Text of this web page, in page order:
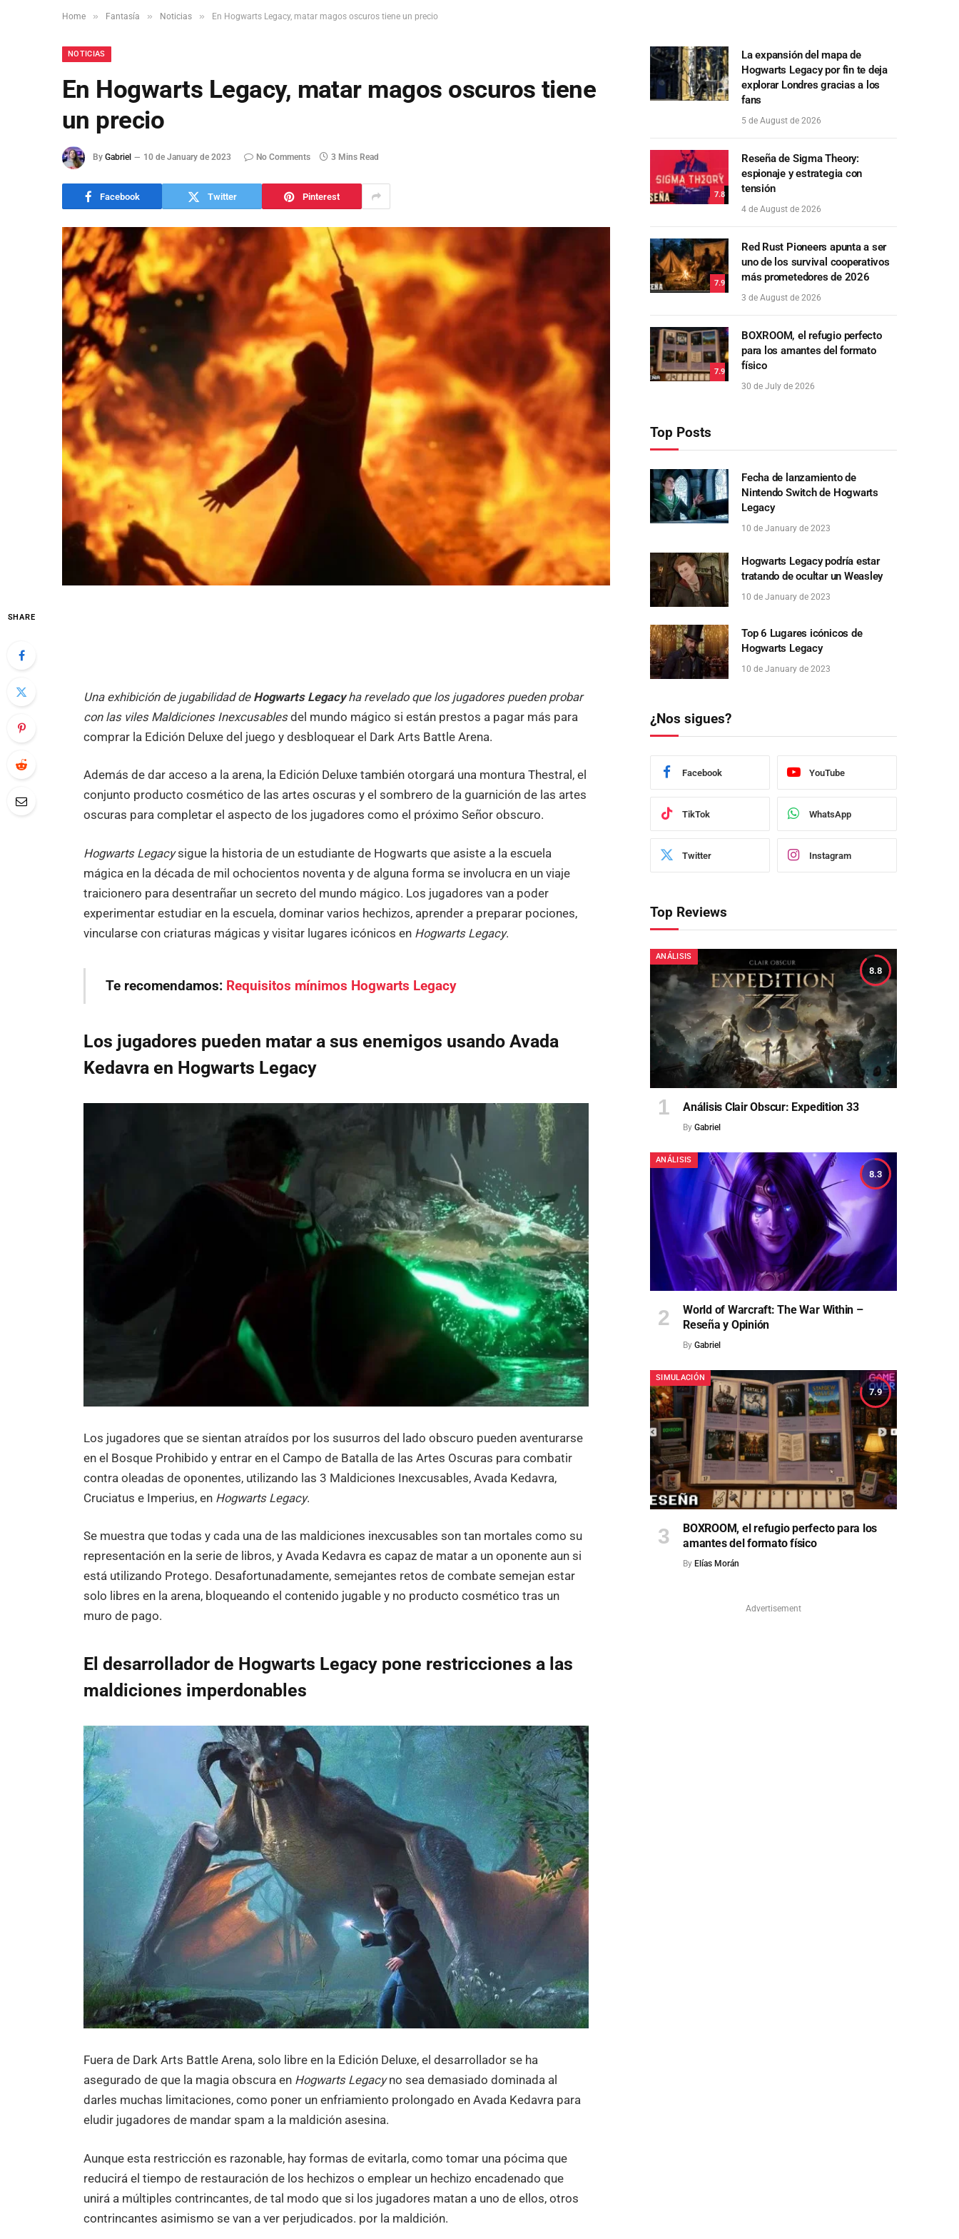
Home » Fantasía » Noticias » En Hogwarts Legacy, matar magos oscuros tiene un precio
NOTICIAS
En Hogwarts Legacy, matar magos oscuros tiene
un precio
By Gabriel 10 de January de 2023 No Comments 3 Mins Read
Facebook Twitter Pinterest
SHARE
Una exhibición de jugabilidad de Hogwarts Legacyha revelado que los jugadores pueden probar
con las viles Maldiciones Inexcusablesdel mundo mágico si están prestos a pagar más para
comprar la Edición Deluxe del juego y desbloquear el Dark Arts Battle Arena.
Además de dar acceso a la arena, la Edición Deluxe también otorgará una montura Thestral, el
conjunto producto cosmético de las artes oscuras y el sombrero de la guarnición de las artes
oscuras para completar el aspecto de los jugadores como el próximo Señor obscuro.
Hogwarts Legacysigue la historia de un estudiante de Hogwarts que asiste a la escuela
mágica en la década de mil ochocientos noventa y de alguna forma se involucra en un viaje
traicionero para desentrañar un secreto del mundo mágico. Los jugadores van a poder
experimentar estudiar en la escuela, dominar varios hechizos, aprender a preparar pociones,
vincularse con criaturas mágicas y visitar lugares icónicos en Hogwarts Legacy.
Te recomendamos: Requisitos mínimos Hogwarts Legacy
Los jugadores pueden matar a sus enemigos usando Avada
Kedavra en Hogwarts Legacy
Los jugadores que se sientan atraídos por los susurros del lado obscuro pueden aventurarse
en el Bosque Prohibido y entrar en el Campo de Batalla de las Artes Oscuras para combatir
contra oleadas de oponentes, utilizando las 3 Maldiciones Inexcusables, Avada Kedavra,
Cruciatus e Imperius, en Hogwarts Legacy.
Se muestra que todas y cada una de las maldiciones inexcusables son tan mortales como su
representación en la serie de libros, y Avada Kedavra es capaz de matar a un oponente aun si
está utilizando Protego. Desafortunadamente, semejantes retos de combate semejan estar
solo libres en la arena, bloqueando el contenido jugable y no producto cosmético tras un
muro de pago.
El desarrollador de Hogwarts Legacy pone restricciones a las
maldiciones imperdonables
Fuera de Dark Arts Battle Arena, solo libre en la Edición Deluxe, el desarrollador se ha
asegurado de que la magia obscura en Hogwarts Legacyno sea demasiado dominada al
darles muchas limitaciones, como poner un enfriamiento prolongado en Avada Kedavra para
eludir jugadores de mandar spam a la maldición asesina.
Aunque esta restricción es razonable, hay formas de evitarla, como tomar una pócima que
reducirá el tiempo de restauración de los hechizos o emplear un hechizo encadenado que
unirá a múltiples contrincantes, de tal modo que si los jugadores matan a uno de ellos, otros
contrincantes asimismo se van a ver perjudicados. por la maldición.
La expansión del mapa de
Hogwarts Legacy por fin te deja
explorar Londres gracias a los
fans
5 de August de 2026
7.8
Reseña de Sigma Theory:
espionaje y estrategia con
tensión
4 de August de 2026
7.9
Red Rust Pioneers apunta a ser
uno de los survival cooperativos
más prometedores de 2026
3 de August de 2026
7.9
BOXROOM, el refugio perfecto
para los amantes del formato
físico
30 de July de 2026
Top Posts
Fecha de lanzamiento de
Nintendo Switch de Hogwarts
Legacy
10 de January de 2023
Hogwarts Legacy podría estar
tratando de ocultar un Weasley
10 de January de 2023
Top 6 Lugares icónicos de
Hogwarts Legacy
10 de January de 2023
¿Nos sigues?
Facebook YouTube
TikTok WhatsApp
Twitter Instagram
Top Reviews
8.8
ANÁLISIS
Análisis Clair Obscur: Expedition 33
By Gabriel
8.3
ANÁLISIS
World of Warcraft: The War Within –
Reseña y Opinión
By Gabriel
7.9
SIMULACIÓN
BOXROOM, el refugio perfecto para los
amantes del formato físico
By Elías Morán
Advertisement